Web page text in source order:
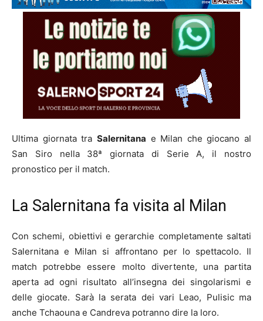
Ultima giornata tra Salernitana e Milan che giocano al
San Siro nella 38ª giornata di Serie A, il nostro
pronostico per il match.
La Salernitana fa visita al Milan
Con schemi, obiettivi e gerarchie completamente saltati
Salernitana e Milan si affrontano per lo spettacolo. Il
match potrebbe essere molto divertente, una partita
aperta ad ogni risultato all’insegna dei singolarismi e
delle giocate. Sarà la serata dei vari Leao, Pulisic ma
anche Tchaouna e Candreva potranno dire la loro.